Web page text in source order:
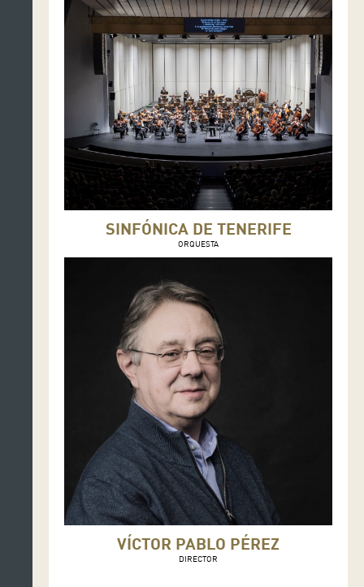
SINFÓNICA DE TENERIFE
ORQUESTA
VÍCTOR PABLO PÉREZ
DIRECTOR